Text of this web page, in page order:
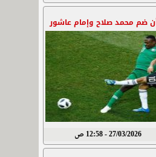
ضم محمد صلاح وإمام عاشور
27/03/2026 - 12:58 ص